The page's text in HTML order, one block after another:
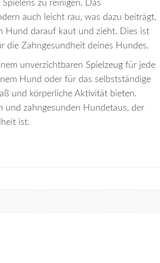
zu reinigen. Das
auch leicht rau, was dazu beiträgt,
Hund darauf kaut und zieht. Dies ist
die Zahngesundheit deines Hundes.
unverzichtbaren Spielzeug für jede
Hund oder für das selbstständige
und körperliche Aktivität bieten.
und zahngesunden Hundetaus, der
ist.